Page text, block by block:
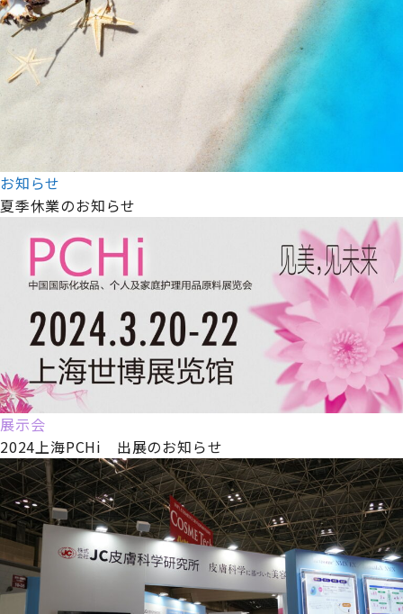
お知らせ
夏季休業のお知らせ
展示会
2024上海PCHi 出展のお知らせ